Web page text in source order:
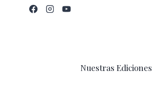
Nuestras Ediciones